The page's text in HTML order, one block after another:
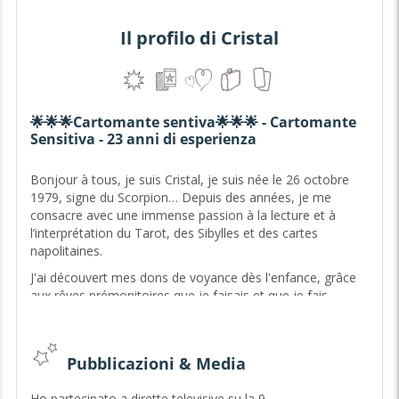
Il profilo di Cristal
🌟🌟🌟Cartomante sentiva🌟🌟🌟 - Cartomante
Sensitiva - 23 anni di esperienza
Bonjour à tous, je suis Cristal, je suis née le 26 octobre
1979, signe du Scorpion… Depuis des années, je me
consacre avec une immense passion à la lecture et à
l’interprétation du Tarot, des Sibylles et des cartes
napolitaines.
J'ai découvert mes dons de voyance dès l'enfance, grâce
aux rêves prémonitoires que je faisais et que je fais
dans le monde magique et mystérieux du tarot. J'utilise
toujours ce jeu aujourd'hui. C'est avec lui que j'ai
Pubblicazioni & Media